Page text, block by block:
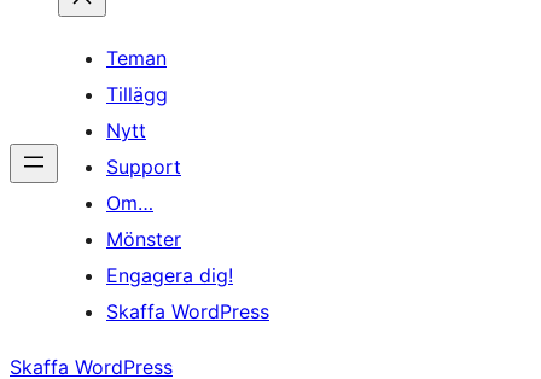
Teman
Tillägg
Nytt
Support
Om…
Mönster
Engagera dig!
Skaffa WordPress
Skaffa WordPress